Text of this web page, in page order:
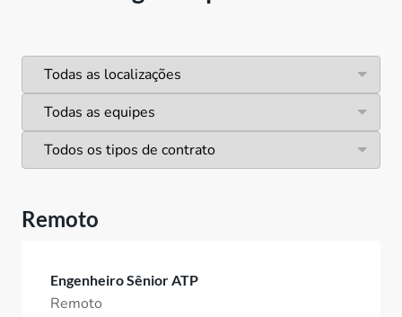
Remoto
Engenheiro Sênior ATP
Remoto